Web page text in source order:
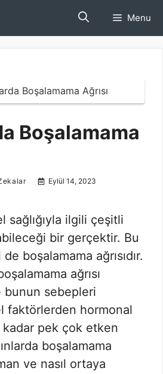
Menu
Boşalamama Ağrısı
Boşalamama
Eylül 14, 2023
sağlığıyla ilgili çeşitli
bir gerçektir. Bu
boşalamama ağrısıdır.
ağrısı
sebepleri
faktörlerden hormonal
pek çok etken
boşalamama
ve nasıl ortaya